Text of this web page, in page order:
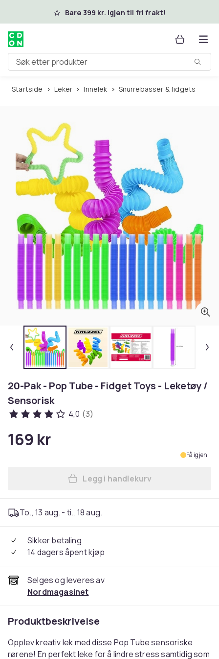
Hopp til hovedinnholdBare 399 kr. igjen til fri frakt!
Søk etter produkter
Startside Leker Innelek Snurrebasser & fidgets
20-Pak - Pop Tube - Fidget Toys - Leketøy /
Sensorisk
4,0 (3)
169 kr
Få igjen
Legg 20-Pak - Pop Tube -
Legg i handlekurv
To., 13 aug. - ti., 18 aug.
Sikker betaling
14 dagers åpent kjøp
Selges og leveres av
Nordmagasinet
Produktbeskrivelse
Opplev kreativ lek med disse Pop Tube sensoriske
rørene! En perfekt leke for å lindre stress samtidig som